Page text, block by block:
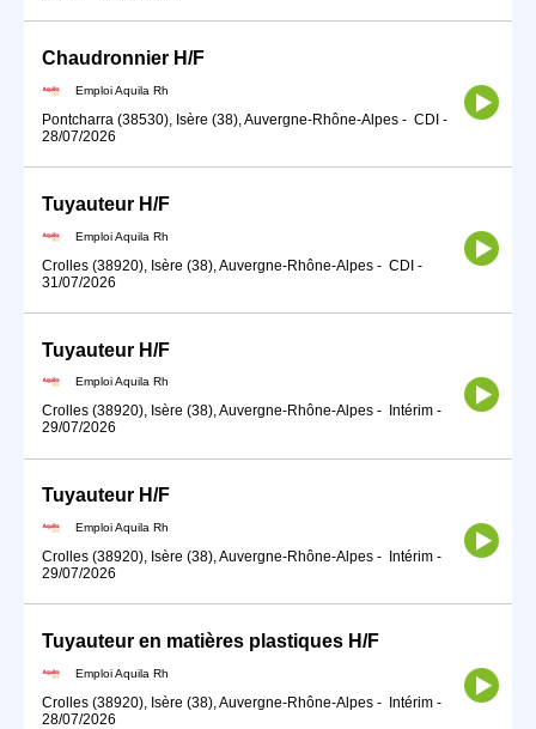
Chaudronnier H/F
Emploi Aquila Rh
Pontcharra (38530), Isère (38), Auvergne-Rhône-Alpes - CDI -
28/07/2026
Tuyauteur H/F
Emploi Aquila Rh
Crolles (38920), Isère (38), Auvergne-Rhône-Alpes - CDI -
31/07/2026
Tuyauteur H/F
Emploi Aquila Rh
Crolles (38920), Isère (38), Auvergne-Rhône-Alpes - Intérim -
29/07/2026
Tuyauteur H/F
Emploi Aquila Rh
Crolles (38920), Isère (38), Auvergne-Rhône-Alpes - Intérim -
29/07/2026
Tuyauteur en matières plastiques H/F
Emploi Aquila Rh
Crolles (38920), Isère (38), Auvergne-Rhône-Alpes - Intérim -
28/07/2026